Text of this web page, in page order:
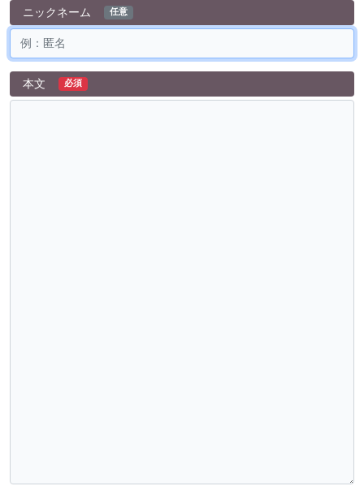
ニックネーム 任意
本文 必須